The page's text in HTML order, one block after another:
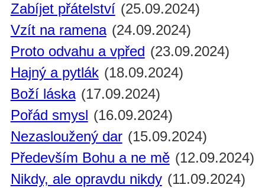
Zabíjet přátelství (25.09.2024)
Vzít na ramena (24.09.2024)
Proto odvahu a vpřed (23.09.2024)
Hajný a pytlák (18.09.2024)
Boží láska (17.09.2024)
Pořád smysl (16.09.2024)
Nezasloužený dar (15.09.2024)
Především Bohu a ne mě (12.09.2024)
Nikdy, ale opravdu nikdy (11.09.2024)